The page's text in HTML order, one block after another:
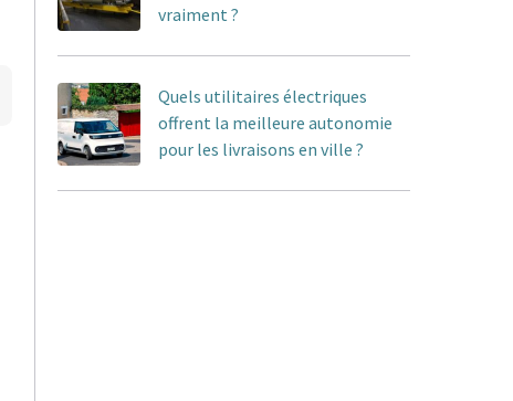
vraiment ?
Quels utilitaires électriques
offrent la meilleure autonomie
pour les livraisons en ville ?